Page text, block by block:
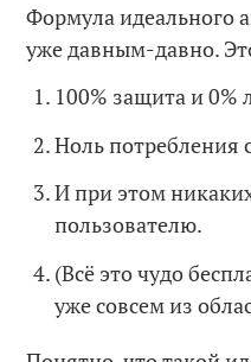
Формула идеального
уже давным-давно.
100% защита и
Ноль потребления
И при этом
пользователю.
(Всё это чудо
уже совсем из